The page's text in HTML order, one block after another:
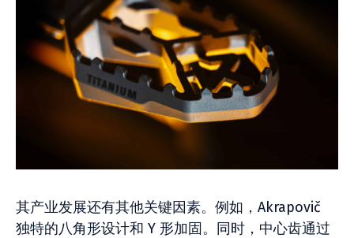
其产业发展还有其他关键因素。例如，Akrapovič
独特的八角形设计和 Y 形加固。同时，中心齿通过